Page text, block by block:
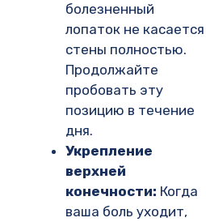
болезненный
лопаток не касается
стены полностью.
Продолжайте
пробовать эту
позицию в течение
дня.
Укрепление
верхней
конечности: Когда
ваша боль уходит,